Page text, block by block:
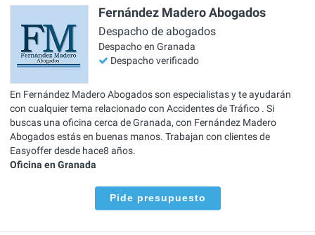
Fernández Madero Abogados
Despacho de abogados
Despacho en Granada
Despacho verificado
En Fernández Madero Abogados son especialistas y te ayudarán
con cualquier tema relacionado con Accidentes de Tráfico . Si
buscas una oficina cerca de Granada, con Fernández Madero
Abogados estás en buenas manos. Trabajan con clientes de
Easyoffer desde hace8 años.
Oficina en Granada
Pide presupuesto